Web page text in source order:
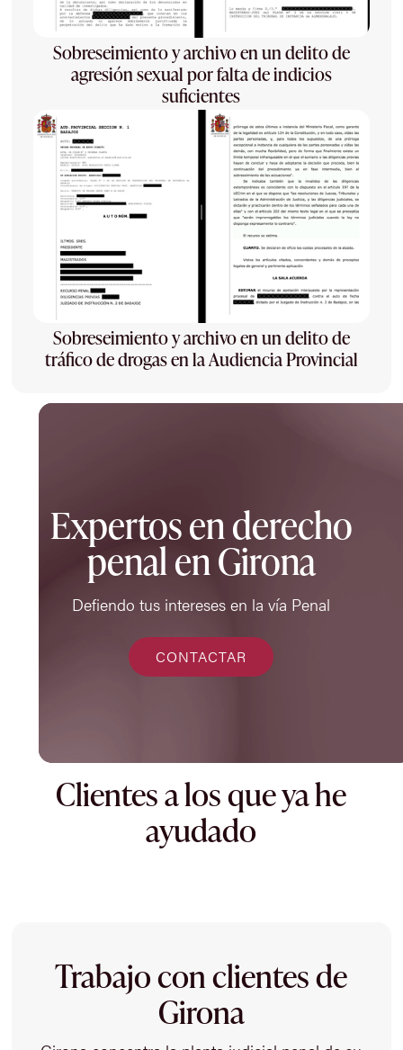
Sobreseimiento y archivo en un delito de
agresión sexual por falta de indicios
suficientes
Sobreseimiento y archivo en un delito de
tráfico de drogas en la Audiencia Provincial
Expertos en derecho
penal en Girona
Defiendo tus intereses en la vía Penal
CONTACTAR
Clientes a los que ya he
ayudado
Trabajo con clientes de
Girona